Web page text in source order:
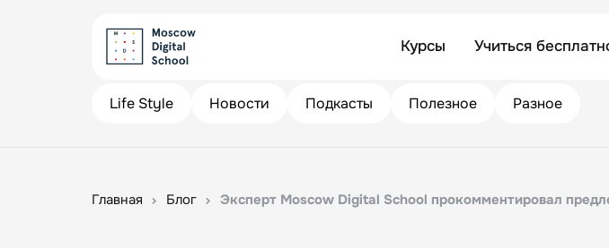
Курсы Учиться
Life Style Новости Подкасты Полезное Разное
Главная Блог Эксперт Moscow Digital School прокомментировал